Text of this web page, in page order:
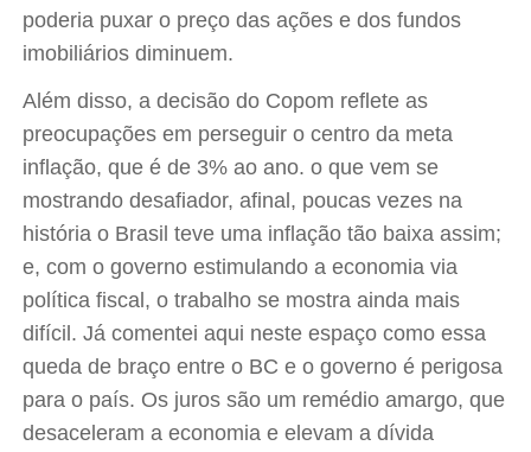
poderia puxar o preço das ações e dos fundos
imobiliários diminuem.
Além disso, a decisão do Copom reflete as
preocupações em perseguir o centro da meta
inflação, que é de 3% ao ano. o que vem se
mostrando desafiador, afinal, poucas vezes na
história o Brasil teve uma inflação tão baixa assim;
e, com o governo estimulando a economia via
política fiscal, o trabalho se mostra ainda mais
difícil. Já comentei aqui neste espaço como essa
queda de braço entre o BC e o governo é perigosa
para o país. Os juros são um remédio amargo, que
desaceleram a economia e elevam a dívida